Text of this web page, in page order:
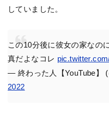
していました。
この10分後に彼女の家なの
真だよなコレ
— 終わった人【YouTube】
2022